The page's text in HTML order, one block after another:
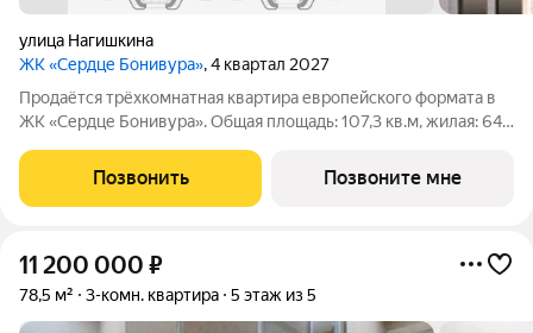
улица Нагишкина
ЖК «Сердце Бонивура», 4 квартал 2027
Продаётся трёхкомнатная квартира европейского формата в
ЖК «Сердце Бонивура». Общая площадь: 107,3 кв.м, жилая: 64,1
21,5 кв.м, гостиную 27,8 кв.м, кухню-нишу 8,6 кв.м, прихожую
10,2 кв.м,
Позвонить Позвоните мне
11 200 000 ₽
78,5 м² 3-комн. квартира 5 этаж из 5